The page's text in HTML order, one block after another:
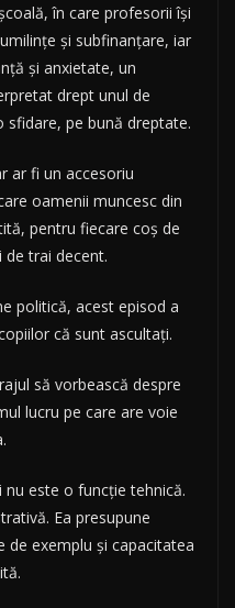
în care profesorii își
și subfinanțare, iar
și anxietate, un
drept unul de
pe bună dreptate.
ar fi un accesoriu
oamenii muncesc din
pentru fiecare coș de
trai decent.
politică, acest episod a
că sunt ascultați.
să vorbească despre
lucru pe care are voie
nu este o funcție tehnică.
Ea presupune
exemplu și capacitatea